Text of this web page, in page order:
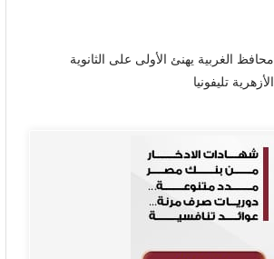
محافظ الغربية يهنئ الأولى على الثانوية
الأزهرية تليفونيا